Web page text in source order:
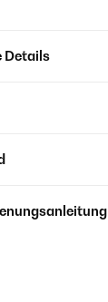
Details